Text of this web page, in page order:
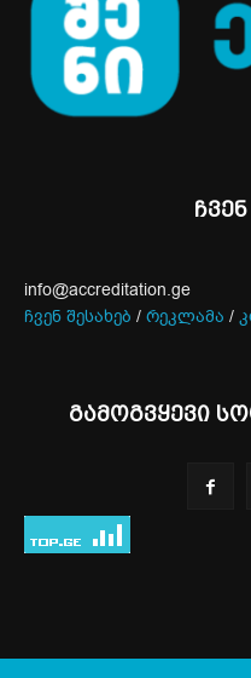
info@accreditation.ge
ჩვენ შესახებ / რეკლამა /
გამოგვყევი